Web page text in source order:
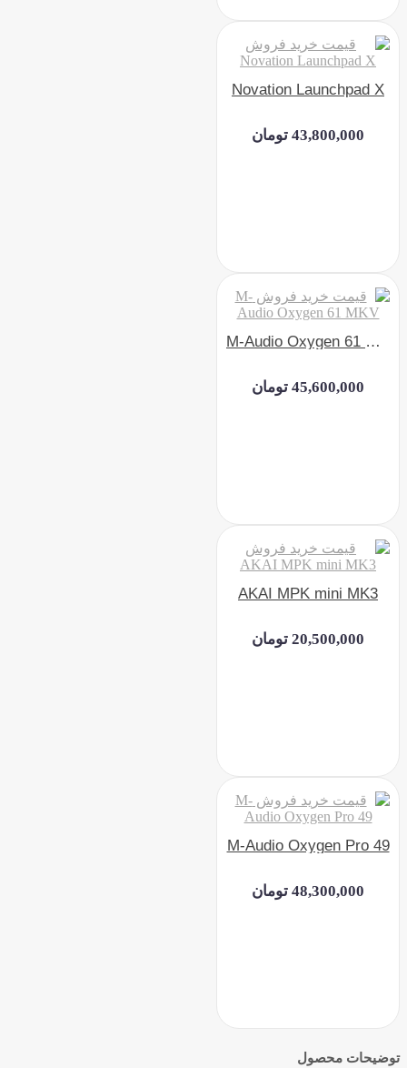
Novation Launchpad X
43,800,000 تومان
M-Audio Oxygen 61 MKV
45,600,000 تومان
AKAI MPK mini MK3
20,500,000 تومان
M-Audio Oxygen Pro 49
48,300,000 تومان
توضیحات محصول